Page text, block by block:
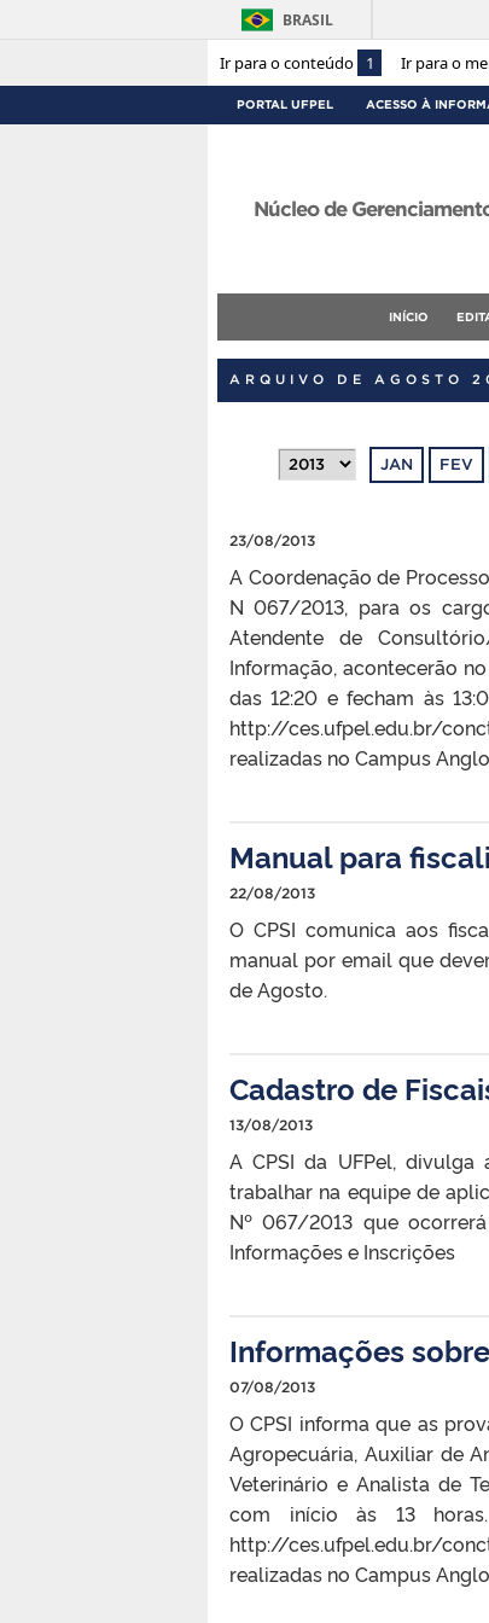
Ir para o conteúdo 1 Ir para o
BRASIL
PORTAL UFPEL ACESSO À
Núcleo de
INÍCIO
ARQUIVO DE AGOSTO
JAN FEV
23/08/2013
A Coordenação de
N 067/2013, para os
Atendente de
Informação, acontecerão
das 12:20 e fecham às
http://ces.ufpel.edu.br/
realizadas no Campus
Manual para
22/08/2013
O CPSI comunica aos
manual por email que
de Agosto.
Cadastro de
13/08/2013
A CPSI da UFPel, divulga
trabalhar na equipe de
Nº 067/2013 que
Informações e Inscrições
Informações
07/08/2013
O CPSI informa que as
Agropecuária, Auxiliar de
Veterinário e Analista de
com início às 13
http://ces.ufpel.edu.br/
realizadas no Campus